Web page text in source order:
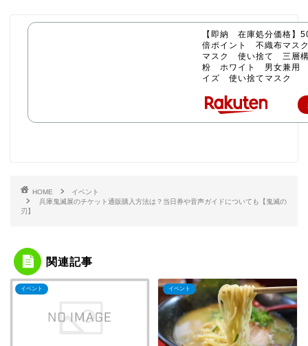
【即納 在庫処分価格
倍ポイント 不織布マ
マスク 使い捨て 三層
粉 ホワイト 男女兼用
イズ 使い捨てマスク
HOME
イベント
兵庫鬼滅展のチケット通販購入方法は？当日券や音声ガイドについても【鬼滅の
刃】
関連記事
イベント イベント